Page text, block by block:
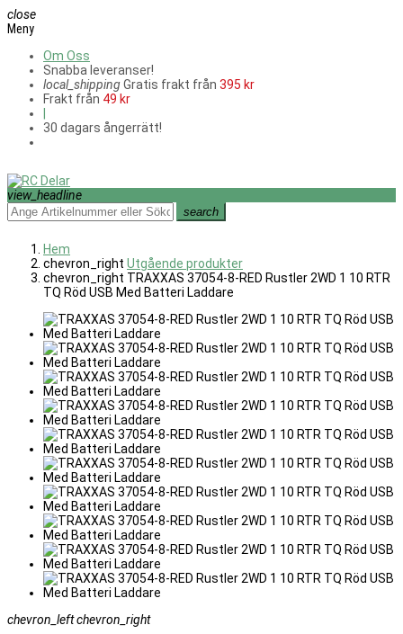
close
Meny
Om Oss
Snabba leveranser!
local_shippingGratis frakt från 395 kr
Frakt från 49 kr
30 dagars ångerrätt!
view_headline
search
Hem
chevron_right Utgående produkter
chevron_right TRAXXAS 37054-8-RED Rustler 2WD 1 10 RTR
TQ Röd USB Med Batteri Laddare
chevron_leftchevron_right